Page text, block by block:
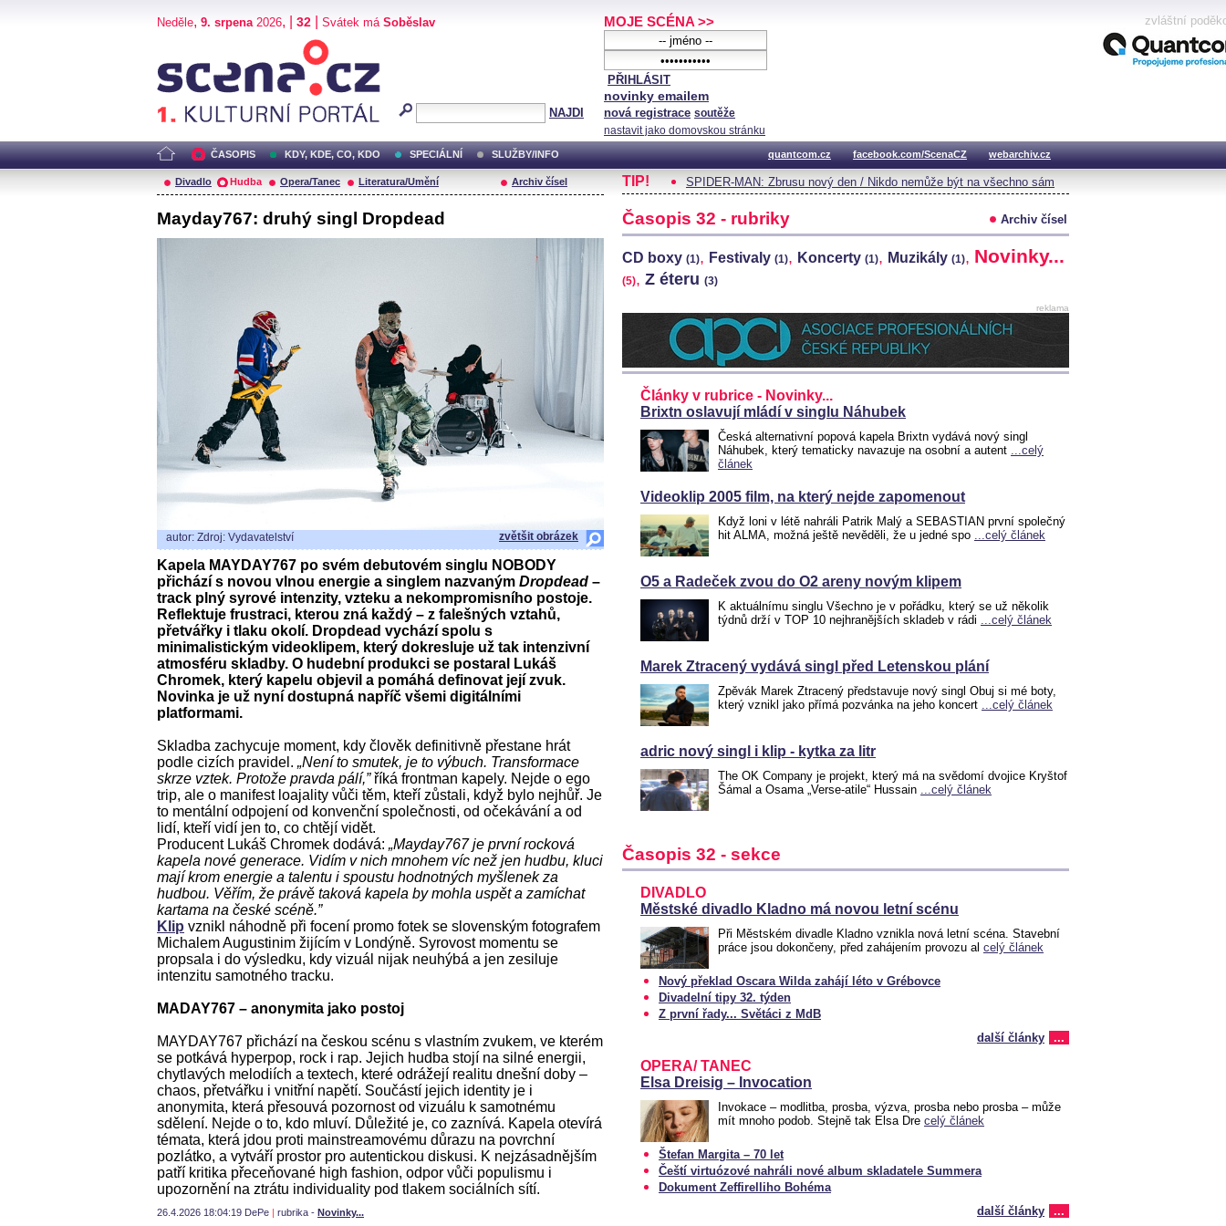
Neděle, 9. srpena2026, | 32 Svátek má Soběslav
NAJDI
MOJE SCÉNA >>
PŘIHLÁSIT
novinky emailem
nová registrace soutěže
nastavit jako domovskou stránku
zvláštní
ČASOPIS KDY, KDE, CO, KDO SPECIÁLNÍ SLUŽBY/INFO quantcom.cz facebook.com/ScenaCZ webarchiv.cz
Divadlo Hudba Opera/Tanec Literatura/Umění Archiv čísel
Mayday767: druhý singl Dropdead
autor: Zdroj: Vydavatelství zvětšit obrázek
Kapela MAYDAY767 po svém debutovém singlu NOBODY
přichází s novou vlnou energie a singlem nazvaným Dropdead –
track plný syrové intenzity, vzteku a nekompromisního postoje.
Reflektuje frustraci, kterou zná každý – z falešných vztahů,
přetvářky i tlaku okolí. Dropdead vychází spolu s
minimalistickým videoklipem, který dokresluje už tak intenzivní
atmosféru skladby. O hudební produkci se postaral Lukáš
Chromek, který kapelu objevil a pomáhá definovat její zvuk.
Novinka je už nyní dostupná napříč všemi digitálními
platformami.
Skladba zachycuje moment, kdy člověk definitivně přestane hrát
podle cizích pravidel. „Není to smutek, je to výbuch. Transformace
skrze vztek. Protože pravda pálí,”říká frontman kapely. Nejde o ego
trip, ale o manifest loajality vůči těm, kteří zůstali, když bylo nejhůř. Je
to mentální odpojení od konvenční společnosti, od očekávání a od
lidí, kteří vidí jen to, co chtějí vidět.
Producent Lukáš Chromek dodává: „Mayday767 je první rocková
kapela nové generace. Vidím v nich mnohem víc než jen hudbu, kluci
mají krom energie a talentu i spoustu hodnotných myšlenek za
hudbou. Věřím, že právě taková kapela by mohla uspět a zamíchat
kartama na české scéně.”
Klip vznikl náhodně při focení promo fotek se slovenským fotografem
Michalem Augustinim žijícím v Londýně. Syrovost momentu se
propsala i do výsledku, kdy vizuál nijak neuhýbá a jen zesiluje
intenzitu samotného tracku.
MADAY767 – anonymita jako postoj
MAYDAY767 přichází na českou scénu s vlastním zvukem, ve kterém
se potkává hyperpop, rock i rap. Jejich hudba stojí na silné energii,
chytlavých melodiích a textech, které odrážejí realitu dnešní doby –
chaos, přetvářku i vnitřní napětí. Součástí jejich identity je i
anonymita, která přesouvá pozornost od vizuálu k samotnému
sdělení. Nejde o to, kdo mluví. Důležité je, co zaznívá. Kapela otevírá
témata, která jdou proti mainstreamovému důrazu na povrchní
pozlátko, a vytváří prostor pro autentickou diskusi. K nejzásadnějším
patří kritika přeceňované high fashion, odpor vůči populismu i
upozornění na ztrátu individuality pod tlakem sociálních sítí.
26.4.2026 18:04:19 DePe | rubrika - Novinky...
TIP! SPIDER-MAN: Zbrusu nový den / Nikdo nemůže být na všechno sám
Časopis 32 - rubriky Archiv čísel
CD boxy (1), Festivaly (1), Koncerty (1), Muzikály (1), Novinky...
(5), Z éteru (3)
reklama
Články v rubrice - Novinky...
Brixtn oslavují mládí v singlu Náhubek
Česká alternativní popová kapela Brixtn vydává nový singl
Náhubek, který tematicky navazuje na osobní a autent ...celý
článek
Videoklip 2005 film, na který nejde zapomenout
Když loni v létě nahráli Patrik Malý a SEBASTIAN první společný
hit ALMA, možná ještě nevěděli, že u jedné spo ...celý článek
O5 a Radeček zvou do O2 areny novým klipem
K aktuálnímu singlu Všechno je v pořádku, který se už několik
týdnů drží v TOP 10 nejhranějších skladeb v rádi ...celý článek
Marek Ztracený vydává singl před Letenskou plání
Zpěvák Marek Ztracený představuje nový singl Obuj si mé boty,
který vznikl jako přímá pozvánka na jeho koncert ...celý článek
adric nový singl i klip - kytka za litr
The OK Company je projekt, který má na svědomí dvojice Kryštof
Šámal a Osama „Verse-atile“ Hussain ...celý článek
Časopis 32 - sekce
DIVADLO
Městské divadlo Kladno má novou letní scénu
Při Městském divadle Kladno vznikla nová letní scéna. Stavební
práce jsou dokončeny, před zahájením provozu al celý článek
Nový překlad Oscara Wilda zahájí léto v Grébovce
Divadelní tipy 32. týden
Z první řady... Světáci z MdB
další články
...
OPERA/ TANEC
Elsa Dreisig – Invocation
Invokace – modlitba, prosba, výzva, prosba nebo prosba – může
mít mnoho podob. Stejně tak Elsa Dre celý článek
Štefan Margita – 70 let
Čeští virtuózové nahráli nové album skladatele Summera
Dokument Zeffirelliho Bohéma
další články
...